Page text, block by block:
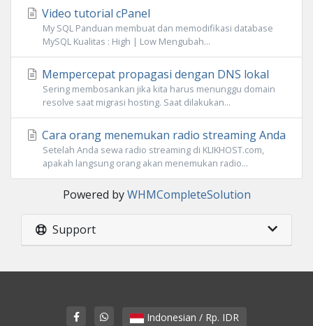
Video tutorial cPanel
My SQL Panduan membuat dan memodifikasi database
MySQL Kualitas : High | Low Mengubah...
Mempercepat propagasi dengan DNS lokal
Sering membosankan jika kita harus menunggu domain
resolve saat migrasi hosting. Saat dilakukan...
Cara orang menemukan radio streaming Anda
Setelah Anda sewa radio streaming di KLIKHOST.com,
apakah langsung orang akan menemukan radio...
Powered byWHMCompleteSolution
Support
Indonesian / Rp. IDR